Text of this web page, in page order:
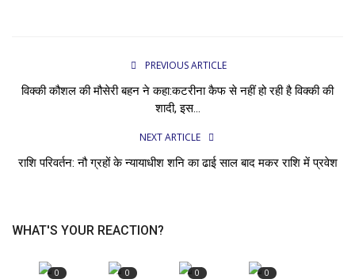
PREVIOUS ARTICLE
विक्की कौशल की मौसेरी बहन ने कहा:कटरीना कैफ से नहीं हो रही है विक्की की
शादी, इस...
NEXT ARTICLE
राशि परिवर्तन: नौ ग्रहों के न्यायाधीश शनि का ढाई साल बाद मकर राशि में प्रवेश
WHAT'S YOUR REACTION?
0 0 0 0